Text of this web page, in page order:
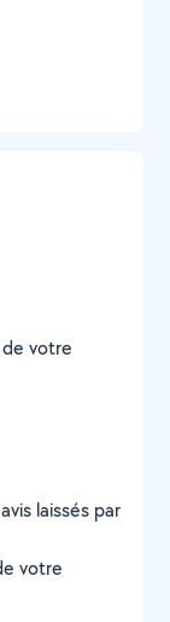
votre
laissés par
votre